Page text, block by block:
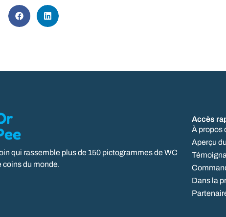
qui rassemble plus de 150 pictogrammes de WC
coins du monde.
Accès
À propos
Aperçu
Dans la